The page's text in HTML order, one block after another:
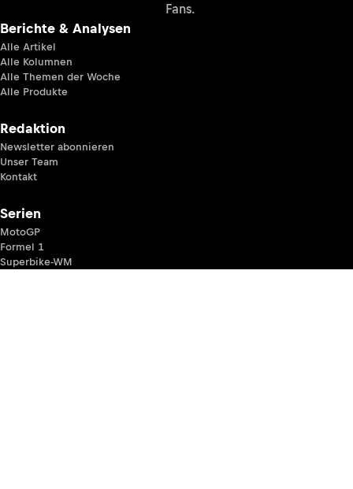
Fans.
Berichte & Analysen
Alle Artikel
Alle Kolumnen
Alle Themen der Woche
Alle Produkte
Redaktion
Newsletter abonnieren
Unser Team
Kontakt
Serien
MotoGP
Formel 1
Superbike-WM